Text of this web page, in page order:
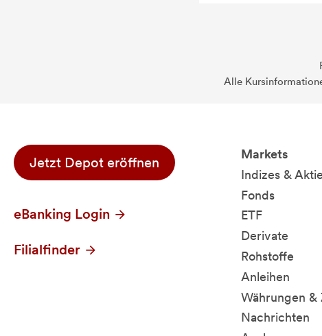
Alle
Jetzt Depot eröffnen
eBanking Login
Filialfinder
Markets
Indizes &
Fonds
ETF
Derivate
Rohstoffe
Anleihen
Währungen &
Nachrichten